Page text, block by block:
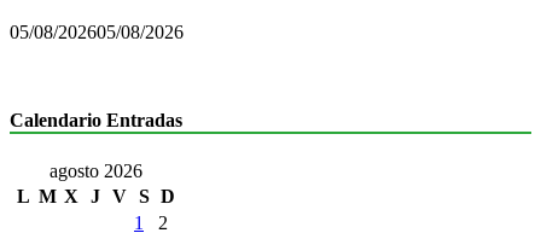
05/08/202605/08/2026
Calendario Entradas
agosto 2026
L M X J V S D
1
2